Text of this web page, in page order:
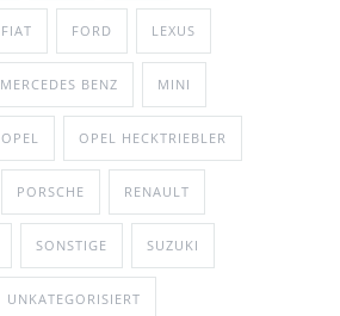
FIAT FORD LEXUS
MERCEDES BENZ MINI
OPEL OPEL HECKTRIEBLER
PORSCHE RENAULT
SONSTIGE SUZUKI
UNKATEGORISIERT